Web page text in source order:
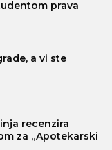
prava
a vi ste
recenzira
za „Apotekarski